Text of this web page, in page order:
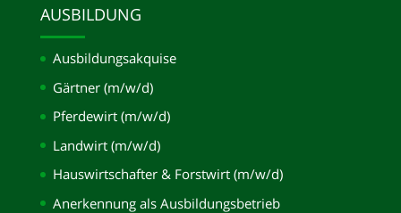
AUSBILDUNG
Ausbildungsakquise
Gärtner (m/w/d)
Pferdewirt (m/w/d)
Landwirt (m/w/d)
Hauswirtschafter & Forstwirt (m/w/d)
Anerkennung als Ausbildungsbetrieb